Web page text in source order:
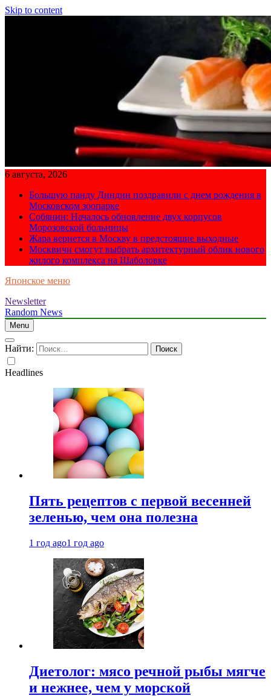
Skip to content
6 августа, 2026
Большую панду Диндин поздравили с днем рождения в
Московском зоопарке
Собянин: Началось обновление двух корпусов
Морозовской больницы
Жара вернется в Москву в предстоящие выходные
Москвичи смогут выбрать архитектурный облик нового
жилого комплекса на Шаболовке
Японское меню
Newsletter
Random News
Menu
Найти:
Headlines
Пять рецептов с первой весенней
зеленью, чем она полезна
1 год ago1 год ago
Диетолог: мясо речной рыбы мягче
и нежнее, чем у морской